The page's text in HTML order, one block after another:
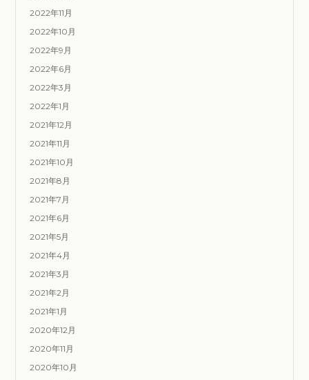
2022年11月
2022年10月
2022年9月
2022年6月
2022年3月
2022年1月
2021年12月
2021年11月
2021年10月
2021年8月
2021年7月
2021年6月
2021年5月
2021年4月
2021年3月
2021年2月
2021年1月
2020年12月
2020年11月
2020年10月